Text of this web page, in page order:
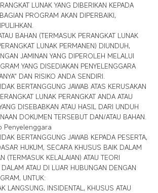
LUNAK YANG DIBERIKAN KEPADA
PROGRAM AKAN DIPERBAIKI,
BAHAN (TERMASUK PERANGKAT LUNAK
LUNAK PERMANEN) DIUNDUH,
JAMINAN YANG DIPEROLEH MELALUI
YANG DISEDIAKAN PENYELENGGARA
DAN RISIKO ANDA SENDIRI.
BERTANGGUNG JAWAB ATAS KERUSAKAN
LUNAK PERANGKAT ANDA ATAU
DISEBABKAN ATAU HASIL DARI UNDUH
DOKUMEN TERSEBUT DAN/ATAU BAHAN.
Penyelenggara
BERTANGGUNG JAWAB KEPADA PESERTA,
HUKUM, SECARA KHUSUS BAIK DALAM
(TERMASUK KELALAIAN) ATAU TEORI
ATAU DI LUAR HUBUNGAN DENGAN
UNTUK:
LANGSUNG, INSIDENTAL, KHUSUS ATAU